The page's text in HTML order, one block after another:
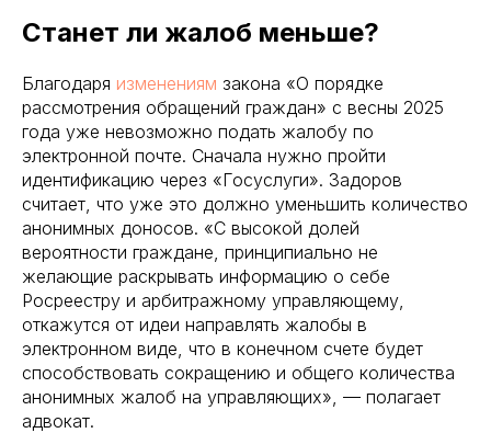
Станет ли жалоб меньше?
Благодаря изменениям закона «О порядке
рассмотрения обращений граждан» с весны 2025
года уже невозможно подать жалобу по
электронной почте. Сначала нужно пройти
идентификацию через «Госуслуги». Задоров
считает, что уже это должно уменьшить количество
анонимных доносов. «С высокой долей
вероятности граждане, принципиально не
желающие раскрывать информацию о себе
Росреестру и арбитражному управляющему,
откажутся от идеи направлять жалобы в
электронном виде, что в конечном счете будет
способствовать сокращению и общего количества
анонимных жалоб на управляющих», — полагает
адвокат.